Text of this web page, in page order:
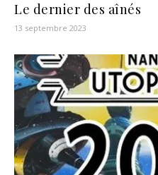
Le dernier des aînés
13 septembre 2023